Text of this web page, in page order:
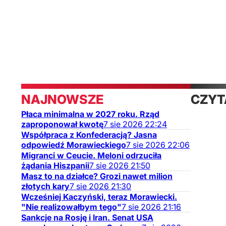
NAJNOWSZE
Płaca minimalna w 2027 roku. Rząd
zaproponował kwotę7 sie 2026 22:24
Współpraca z Konfederacją? Jasna
odpowiedź Morawieckiego7 sie 2026 22:06
Migranci w Ceucie. Meloni odrzuciła
żądania Hiszpanii7 sie 2026 21:50
Masz to na działce? Grozi nawet milion
złotych kary7 sie 2026 21:30
Wcześniej Kaczyński, teraz Morawiecki.
"Nie realizowałbym tego"7 sie 2026 21:16
Sankcje na Rosję i Iran. Senat USA